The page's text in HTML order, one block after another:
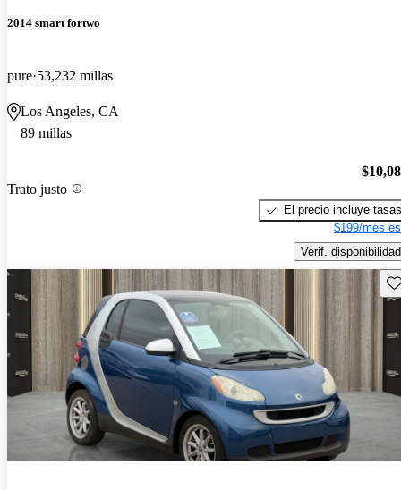
2014 smart fortwo
pure 53,232 millas
Los Angeles, CA
89 millas
Trato justo
El precio incluye tasas
$199/mes
Verif. disponibilidad